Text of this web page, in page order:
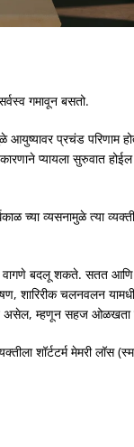
गमावून बसतो.
आयुष्यावर प्रचंड परिणाम
प्यायला सुरुवात
च्या व्यसनामुळे त्या
वागणे बदलू शकते. सतत
शारिरीक चलनवलन
असेल, म्हणून सहज ओळखता
शॉर्टटर्म मेमरी लॉस